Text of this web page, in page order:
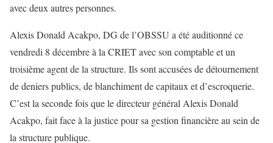
avec deux autres personnes.
Alexis Donald Acakpo, DG de l’OBSSU a été auditionné ce
vendredi 8 décembre à la CRIET avec son comptable et un
troisième agent de la structure. Ils sont accusées de détournement
de deniers publics, de blanchiment de capitaux et d’escroquerie.
C’est la seconde fois que le directeur général Alexis Donald
Acakpo, fait face à la justice pour sa gestion financière au sein de
la structure publique.